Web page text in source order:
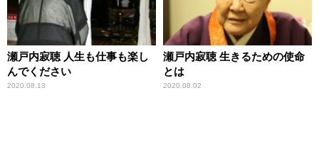
瀬戸内寂聴 人生も仕事も楽し
んでください
2020.08.13
瀬戸内寂聴 生きるための使命
とは
2020.08.02